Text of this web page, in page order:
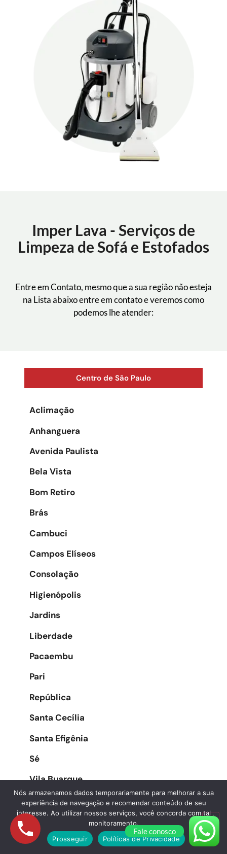
Imper Lava - Serviços de
Limpeza de Sofá e Estofados
Entre em Contato, mesmo que a sua região não esteja
na Lista abaixo entre em contato e veremos como
podemos lhe atender:
Centro de São Paulo
Aclimação
Anhanguera
Avenida Paulista
Bela Vista
Bom Retiro
Brás
Cambuci
Campos Elíseos
Consolação
Higienópolis
Jardins
Liberdade
Pacaembu
Pari
República
Santa Cecília
Santa Efigênia
Sé
Vila Buarque
Zona Oeste
Água Branca
Fale conosco
Nós armazenamos dados temporariamente para melhorar a sua
experiência de navegação e recomendar conteúdo de seu
interesse. Ao utilizar nossos serviços, você concorda com tal
monitoramento.
Prosseguir
Políticas de Privacidade